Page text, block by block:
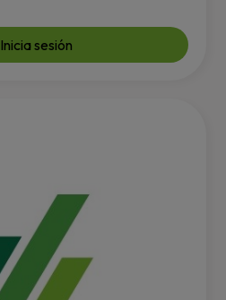
Inicia sesión